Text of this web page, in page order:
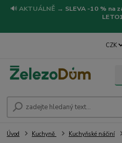
🔊 AKTUÁLNĚ → SLEVA -10 % na
CZK
Úvod Kuchyně Kuchyňské náčiní